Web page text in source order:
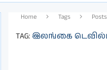
Home Tags
TAG: இலங்கை